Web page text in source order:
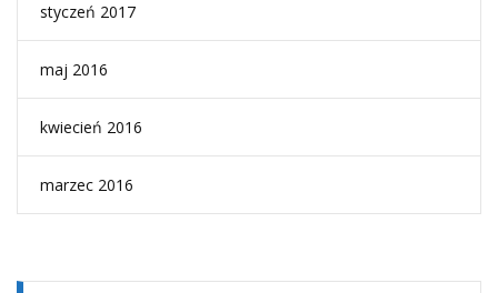
styczeń 2017
maj 2016
kwiecień 2016
marzec 2016